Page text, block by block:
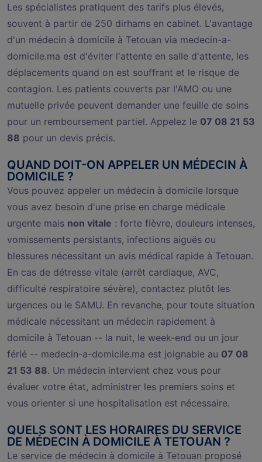
Les spécialistes pratiquent des tarifs plus élevés,
souvent à partir de 250 dirhams en cabinet. L'avantage
d'un médecin à domicile à Tetouan via medecin-a-
domicile.ma est d'éviter l'attente en salle d'attente, les
déplacements quand on est souffrant et le risque de
contagion. Les patients couverts par l'AMO ou une
mutuelle privée peuvent demander une feuille de soins
pour un remboursement partiel. Appelez le 07 08 21 53
88 pour un devis précis.
QUAND DOIT-ON APPELER UN MÉDECIN À
DOMICILE ?
Vous pouvez appeler un médecin à domicile lorsque
vous avez besoin d'une prise en charge médicale
urgente mais non vitale : forte fièvre, douleurs intenses,
vomissements persistants, infections aiguës ou
blessures nécessitant un avis médical rapide à Tetouan.
En cas de détresse vitale (arrêt cardiaque, AVC,
difficulté respiratoire sévère), contactez plutôt les
urgences ou le SAMU. En revanche, pour toute situation
médicale nécessitant un médecin rapidement à
domicile à Tetouan -- la nuit, le week-end ou un jour
férié -- medecin-a-domicile.ma est joignable au 07 08
21 53 88. Un médecin intervient chez vous pour
évaluer votre état, administrer les premiers soins et
vous orienter si une hospitalisation est nécessaire.
QUELS SONT LES HORAIRES DU SERVICE
DE MÉDECIN À DOMICILE À TETOUAN ?
Le service de médecin à domicile à Tetouan proposé